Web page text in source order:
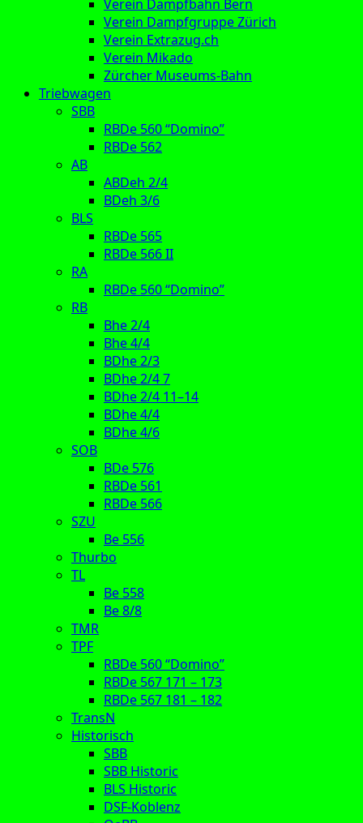
Verein Dampfbahn Bern
Verein Dampfgruppe Zürich
Verein Extrazug.ch
Verein Mikado
Zürcher Museums-Bahn
Triebwagen
SBB
RBDe 560 “Domino”
RBDe 562
AB
ABDeh 2/4
BDeh 3/6
BLS
RBDe 565
RBDe 566 II
RA
RBDe 560 “Domino”
RB
Bhe 2/4
Bhe 4/4
BDhe 2/3
BDhe 2/4 7
BDhe 2/4 11–14
BDhe 4/4
BDhe 4/6
SOB
BDe 576
RBDe 561
RBDe 566
SZU
Be 556
Thurbo
TL
Be 558
Be 8/8
TMR
TPF
RBDe 560 “Domino”
RBDe 567 171 – 173
RBDe 567 181 – 182
TransN
Historisch
SBB
SBB Historic
BLS Historic
DSF-Koblenz